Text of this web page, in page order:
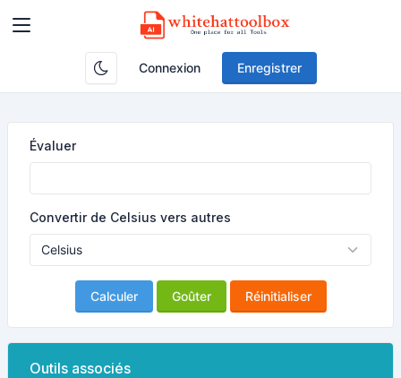
Connexion Enregistrer
Évaluer
Convertir de Celsius vers autres
Calculer Goûter Réinitialiser
Outils associés